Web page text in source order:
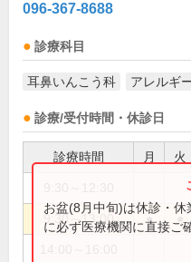
096-367-8688
診療科目
耳鼻いんこう科 アレルギ
診療/受付時間・休診日
診療時間 月 火
9:30～13:00 ● ●
お盆(8月中旬)は休診・
に必ず医療機関に直接ご